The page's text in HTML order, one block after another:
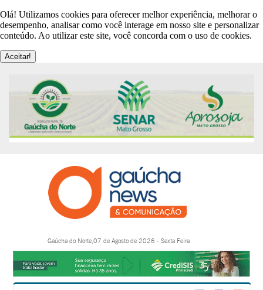
Olá! Utilizamos cookies para oferecer melhor experiência, melhorar o
desempenho, analisar como você interage em nosso site e personalizar
conteúdo. Ao utilizar este site, você concorda com o uso de cookies.
Aceitar!
Gaúcha do Norte,07 de Agosto de 2026 - Sexta Feira